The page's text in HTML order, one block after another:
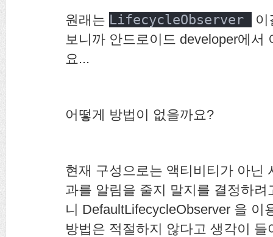
원래는 LifecycleObserver
이
보니까 안드로이드 developer에서
요...
어떻게 방법이 없을까요?
현재 구성으로는 액티비티가 아닌
과를 알림을 줄지 말지를 결정하
니 DefaultLifecycleObserver 을 이
방법은 적절하지 않다고 생각이